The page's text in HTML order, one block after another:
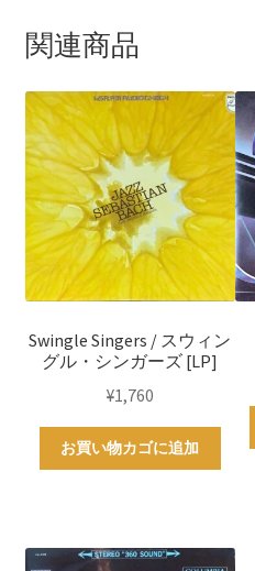
関連商品
Swingle Singers / スウィン
グル・シンガーズ [LP]
¥1,760
お買い物カゴに追加